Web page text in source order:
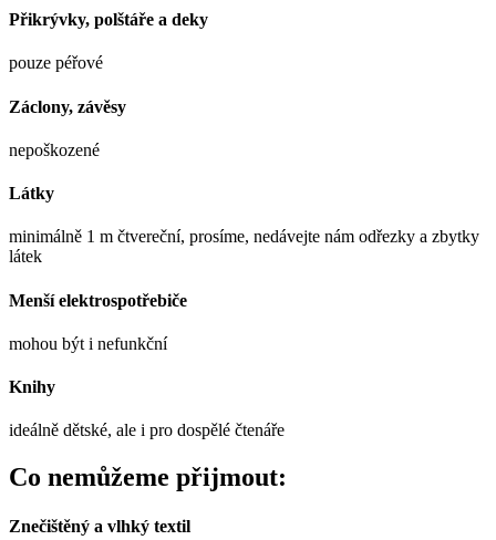
Přikrývky, polštáře a deky
pouze péřové
Záclony, závěsy
nepoškozené
Látky
minimálně 1 m čtvereční, prosíme, nedávejte nám odřezky a zbytky
látek
Menší elektrospotřebiče
mohou být i nefunkční
Knihy
ideálně dětské, ale i pro dospělé čtenáře
Co nemůžeme přijmout:
Znečištěný a vlhký textil